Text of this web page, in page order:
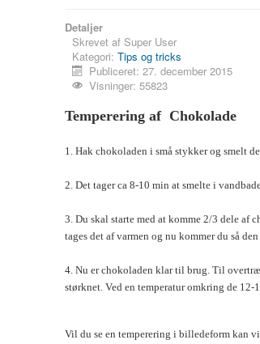
Detaljer
Skrevet af Super User
Kategori: Tips og tricks
Publiceret: 27. december 2015
Visninger: 55823
Temperering af Chokolade
1. Hak chokoladen i små stykker og smelt
2. Det tager ca 8-10 min at smelte i
3. Du skal starte med at komme 2/3 dele af
tages det af varmen og nu kommer du så
4. Nu er chokoladen klar til brug. Til
størknet. Ved en temperatur omkring de 12-
Vil du se en temperering i billedeform kan